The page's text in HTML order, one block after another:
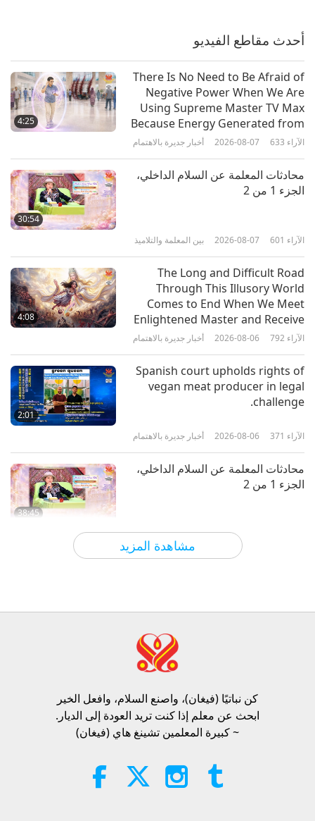
2018-10-03 2336 الآراء
3:12
Worldwide Greetings for the
1st Anniversary of Supreme
Master Television, Part 5 of 7
2018-10-03 2324 الآراء
6
2:01
Worldwide Greetings for the
1st Anniversary of Supreme
2018-10-03 2379 الآراء
7
2:51
Worldwide Greetings for the
1st Anniversary of Supreme
Master Television, Part 7 of 7
2018-10-03 2326 الآراء
مشاهدة المزيد
أحدث مقاطع الفيديو
4:25
There Is No Need to Be Afraid of
Negative Power When We Are
Using Supreme Master TV Max
Because Energy Generated from
It Is Far More Powerful than Any
أخبار جديرة بالاهتمام 2026-08-07 633 الآراء
30:54
محادثات المعلمة عن السلام الداخلي،
الجزء 1 من 2
بين المعلمة والتلاميذ 2026-08-07 601 الآراء
4:08
The Long and Difficult Road
Through This Illusory World
Comes to End When We Meet
Enlightened Master and Receive
Initiation
أخبار جديرة بالاهتمام 2026-08-06 792 الآراء
2:01
Spanish court upholds rights of
vegan meat producer in legal
challenge.
أخبار جديرة بالاهتمام 2026-08-06 371 الآراء
38:45
محادثات المعلمة عن السلام الداخلي،
الجزء 1 من 2
بين المعلمة والتلاميذ 2026-08-06
25:38
أخبار جديرة بالاهتمام
“Fast Charge” Is Wonderful Way
Whenever Material World Begins
to Feel Too Imposing
أخبار جديرة بالاهتمام 2026-08-05
أخبار جديرة بالاهتمام
كن نباتيًا (فيغان)، واصنع السلام، وافعل الخير​
ابحث عن معلم إذا كنت تريد العودة إلى الديار.
~ كبيرة المعلمين تشينغ هاي (فيغان)